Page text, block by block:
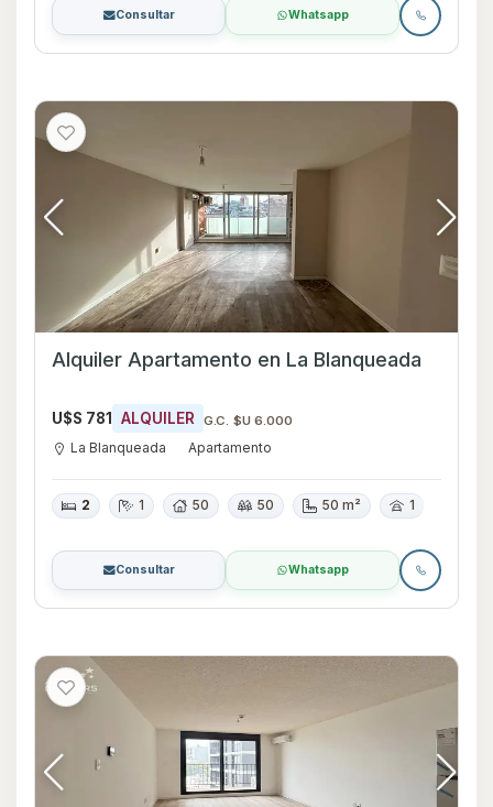
Consultar Whatsapp
Alquiler Apartamento en La Blanqueada
U$S 781 ALQUILER G.C. $U 6.000
La Blanqueada Apartamento
2 1 50 50 50 m² 1
Consultar Whatsapp